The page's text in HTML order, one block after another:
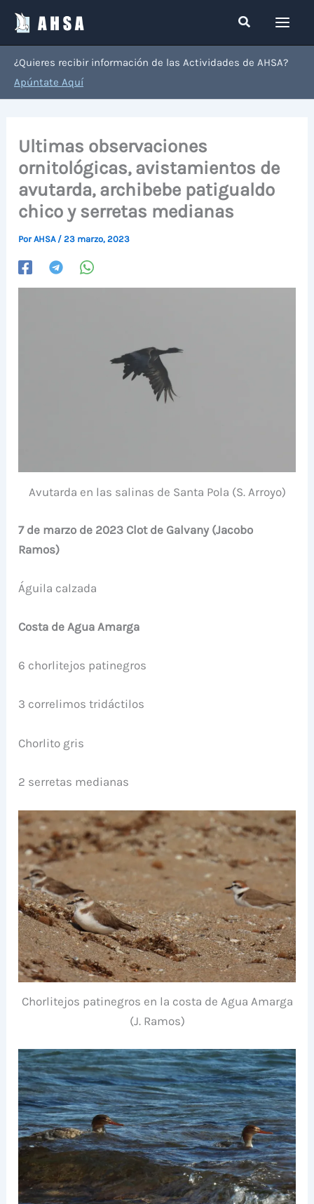
contenido
Buscar
¿Quieres recibir información de las Actividades de AHSA?
Apúntate Aquí
Ultimas observaciones
ornitológicas, avistamientos de
avutarda, archibebe patigualdo
chico y serretas medianas
PorAHSA /23 marzo, 2023
Avutarda en las salinas de Santa Pola (S. Arroyo)
7 de marzo de 2023 Clot de Galvany (Jacobo
Ramos)
Águila calzada
Costa de Agua Amarga
6 chorlitejos patinegros
3 correlimos tridáctilos
Chorlito gris
2 serretas medianas
Chorlitejos patinegros en la costa de Agua Amarga
(J. Ramos)